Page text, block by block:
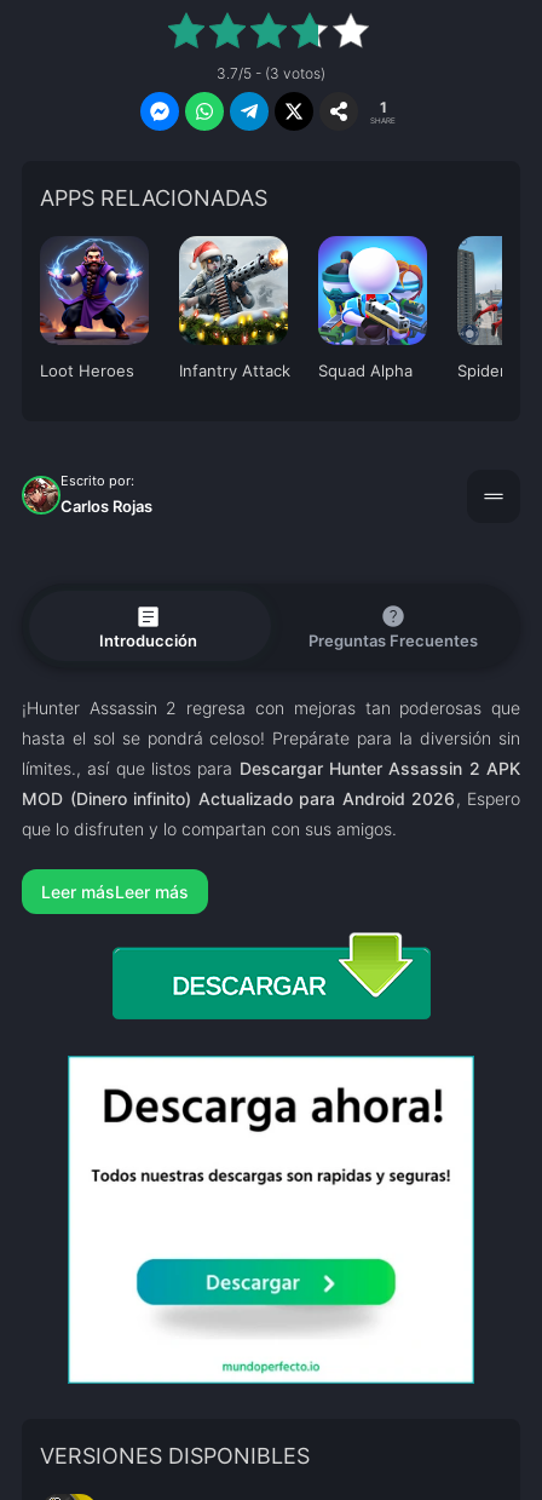
3.7/5 - (3 votos)
1
SHARE
APPS RELACIONADAS
Loot Heroes Infantry Attack Squad Alpha Spider
Escrito por:
Carlos Rojas drag_handle
article
Introducción
help
Preguntas Frecuentes
¡Hunter Assassin 2 regresa con mejoras tan poderosas que
hasta el sol se pondrá celoso! Prepárate para la diversión sin
límites., así que listos para Descargar Hunter Assassin 2 APK
MOD (Dinero infinito) Actualizado para Android 2026, Espero
que lo disfruten y lo compartan con sus amigos.
Leer más
VERSIONES DISPONIBLES